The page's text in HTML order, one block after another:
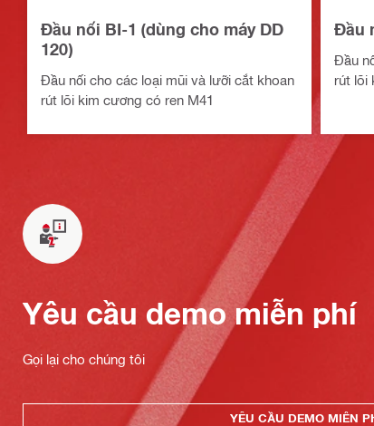
Đầu nối BI-1 (dùng cho máy DD
120)
Đầu nối cho các loại mũi và lưỡi cắt khoan
rút lõi kim cương có ren M41
Đầu
Đầu
rút lõi
Yêu cầu demo miễn phí
Gọi lại cho chúng tôi
YÊU CẦU DEMO MIỄN